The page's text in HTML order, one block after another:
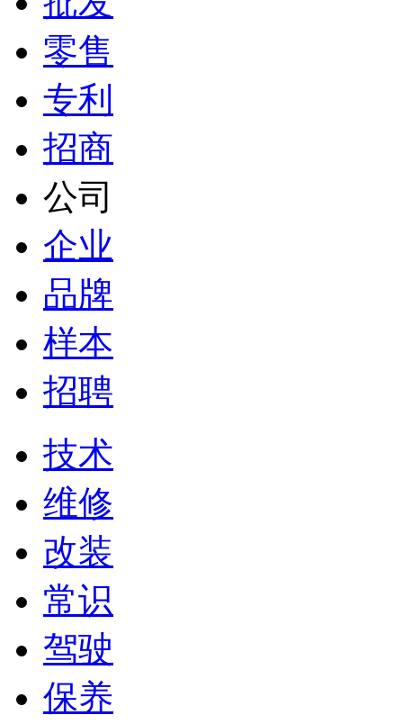
零售
专利
招商
公司
企业
品牌
样本
招聘
技术
维修
改装
常识
驾驶
保养